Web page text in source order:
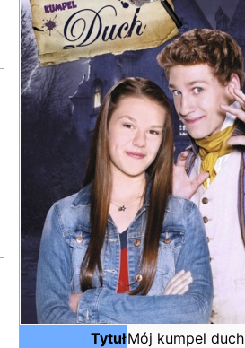
TytułMój kumpel duch